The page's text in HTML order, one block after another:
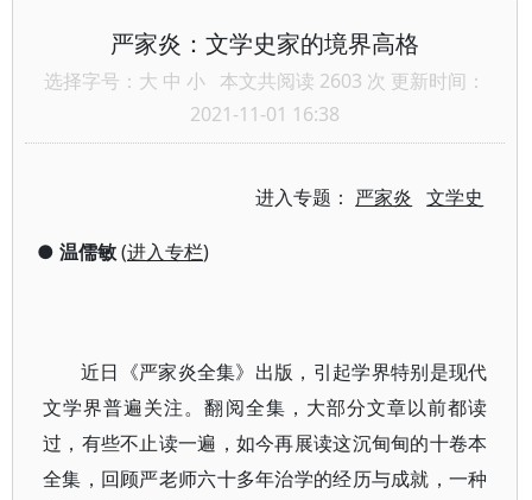
严家炎：文学史家的境界高格
选择字号： 大 中 小 本文共阅读 2603 次 更新时间：
2021-11-01 16:38
进入专题： 严家炎 文学史
● 温儒敏(进入专栏)
近日《严家炎全集》出版，引起学界特别是现代
文学界普遍关注。翻阅全集，大部分文章以前都读
过，有些不止读一遍，如今再展读这沉甸甸的十卷本
全集，回顾严老师六十多年治学的经历与成就，一种